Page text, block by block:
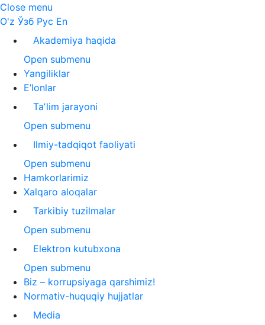
Close menu
O'z Ўзб Рус En
Akademiya haqida
Open submenu
Yangiliklar
E’lonlar
Taʼlim jarayoni
Open submenu
Ilmiy-tadqiqot faoliyati
Open submenu
Hamkorlarimiz
Xalqaro aloqalar
Tarkibiy tuzilmalar
Open submenu
Elektron kutubxona
Open submenu
Biz – korrupsiyaga qarshimiz!
Normativ-huquqiy hujjatlar
Media